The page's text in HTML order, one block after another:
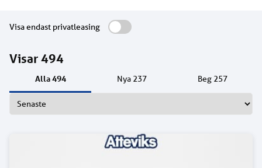
Visa endast privatleasing
Visar 494
Alla494 Nya 237 Beg 257